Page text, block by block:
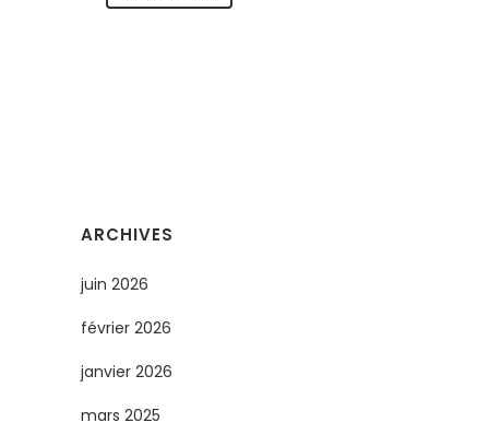
ARCHIVES
juin 2026
février 2026
janvier 2026
mars 2025